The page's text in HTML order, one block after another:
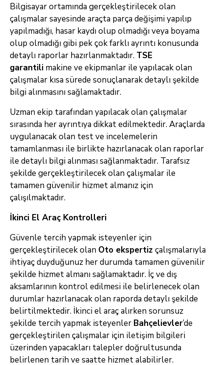
Bilgisayar ortamında gerçekleştirilecek olan
çalışmalar sayesinde araçta parça değişimi yapılıp
yapılmadığı, hasar kaydı olup olmadığı veya boyama
olup olmadığı gibi pek çok farklı ayrıntı konusunda
detaylı raporlar hazırlanmaktadır. TSE
garantili makine ve ekipmanlar ile yapılacak olan
çalışmalar kısa sürede sonuçlanarak detaylı şekilde
bilgi alınmasını sağlamaktadır.
Uzman ekip tarafından yapılacak olan çalışmalar
sırasında her ayrıntıya dikkat edilmektedir. Araçlarda
uygulanacak olan test ve incelemelerin
tamamlanması ile birlikte hazırlanacak olan raporlar
ile detaylı bilgi alınması sağlanmaktadır. Tarafsız
şekilde gerçekleştirilecek olan çalışmalar ile
tamamen güvenilir hizmet almanız için
çalışılmaktadır.
İkinci El Araç Kontrolleri
Güvenle tercih yapmak isteyenler için
gerçekleştirilecek olan Oto ekspertiz çalışmalarıyla
ihtiyaç duyduğunuz her durumda tamamen güvenilir
şekilde hizmet almanı sağlamaktadır. İç ve dış
aksamlarının kontrol edilmesi ile belirlenecek olan
durumlar hazırlanacak olan raporda detaylı şekilde
belirtilmektedir. İkinci el araç alırken sorunsuz
şekilde tercih yapmak isteyenler Bahçelievler’de
gerçekleştirilen çalışmalar için iletişim bilgileri
üzerinden yapacakları talepler doğrultusunda
belirlenen tarih ve saatte hizmet alabilirler.